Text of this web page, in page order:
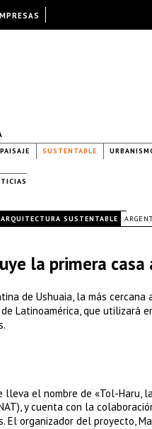
PAISAJE SUSTENTABLE
ARQUITECTURA SUSTENTABLE
la primera
de Ushuaia, la más
Latinoamérica, que utilizará
lleva el nombre de «Tol-Haru,
y cuenta con la
El organizador del proyecto,